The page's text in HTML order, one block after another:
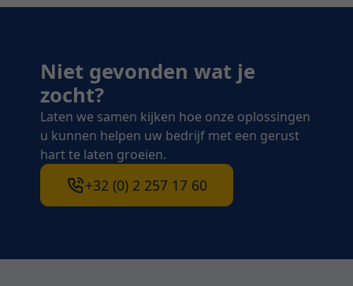
Niet gevonden wat je
zocht?
Laten we samen kijken hoe onze oplossingen
u kunnen helpen uw bedrijf met een gerust
hart te laten groeien.
+32 (0) 2 257 17 60